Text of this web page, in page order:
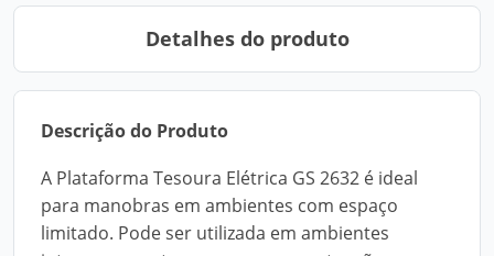
Detalhes do produto
Descrição do Produto
A Plataforma Tesoura Elétrica GS 2632 é ideal
para manobras em ambientes com espaço
limitado. Pode ser utilizada em ambientes